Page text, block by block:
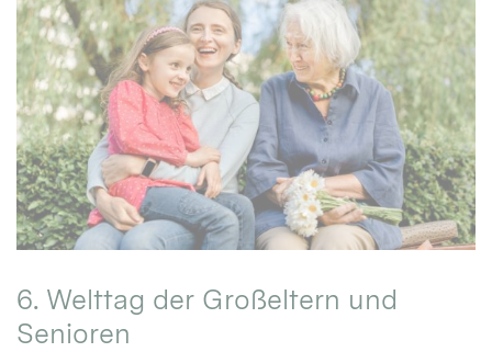
6. Welttag der Großeltern und
Senioren